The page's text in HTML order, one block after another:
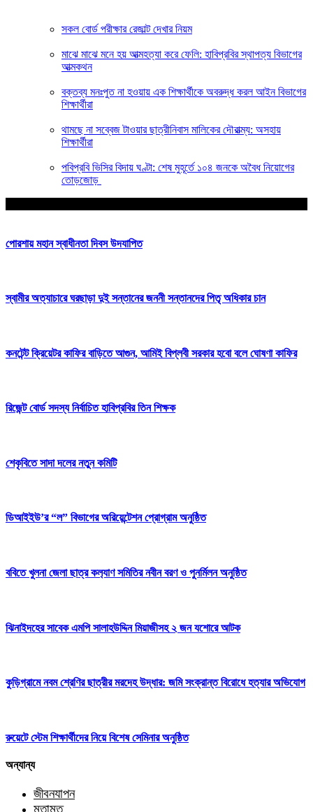
সকল বোর্ড পরীক্ষার রেজাল্ট দেখার নিয়ম
মাঝে মাঝে মনে হয় আত্মহত্যা করে ফেলি: হাবিপ্রবির স্থাপত্য বিভাগের
আত্মকথন
বক্তব্য মনঃপুত না হওয়ায় এক শিক্ষার্থীকে অবরুদ্ধ করল আইন বিভাগের
শিক্ষার্থীরা
থামছে না সব্বেজ টাওয়ার ছাত্রীনিবাস মালিকের দৌরাত্ম্য: অসহায়
শিক্ষার্থীরা
পবিপ্রবি ভিসির বিদায় ঘণ্টা: শেষ মুহূর্তে ১০৪ জনকে অবৈধ নিয়োগের
তোড়জোড়
পোরশায় মহান স্বাধীনতা দিবস উদযাপিত
স্বামীর অত্যাচারে ঘরছাড়া দুই সন্তানের জননী সন্তানদের পিতৃ অধিকার চান
কনটেন্ট ক্রিয়েটর কাফির বাড়িতে আগুন, আমিই বিপ্লবী সরকার হবো বলে ঘোষণা কাফির
রিজেন্ট বোর্ড সদস্য নির্বাচিত হাবিপ্রবির তিন শিক্ষক
শেকৃবিতে সাদা দলের নতুন কমিটি
ডিআইইউ’র “ল” বিভাগের অরিয়েন্টেশন প্রোগ্রাম অনুষ্ঠিত
ববিতে খুলনা জেলা ছাত্র কল‍্যাণ সমিতির নবীন বরণ ও পুনর্মিলন অনুষ্ঠিত
ঝিনাইদহের সাবেক এমপি সালাহউদ্দিন মিয়াজীসহ ২ জন যশোরে আটক
কুড়িগ্রামে নবম শ্রেণির ছাত্রীর মরদেহ উদ্ধার: জমি সংক্রান্ত বিরোধে হত্যার অভিযোগ
রুয়েটে স্টেম শিক্ষার্থীদের নিয়ে বিশেষ সেমিনার অনুষ্ঠিত
অন্যান্য
জীবনযাপন
মতামত